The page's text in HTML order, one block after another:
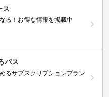
ス
る！お得な情報を掲載中
パス
るサブスクリプションプラン